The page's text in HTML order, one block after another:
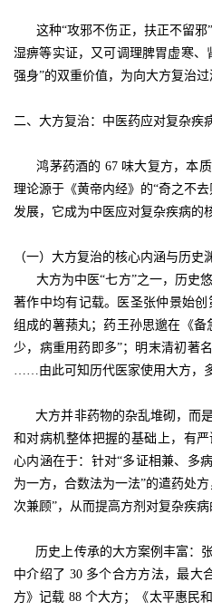
这种“攻邪不伤正，扶正不留邪
湿痹等实证，又可调理脾胃虚寒、
强身”的双重价值，为向大方复治过
二、大方复治：中医药应对复杂疾
鸿茅药酒的 67 味大复方，本质
理论源于《黄帝内经》的“奇之不
发展，它成为中医应对复杂疾病的
（一）大方复治的核心内涵与历史
大方为中医“七方”之一，历史
著作中均有记载。医圣张仲景始
组成的薯蓣丸；药王孙思邈在《备
少，病重用药即多”；明末清初著
……由此可知历代医家使用大方，
大方并非药物的杂乱堆砌，而
和对病机整体把握的基础上，有
心内涵在于：针对“多证相兼、多
为一方，合数法为一法”的遣药处
次兼顾”，从而提高方剂对复杂疾病
历史上传承的大方案例丰富：张
中介绍了 30 多个合方方法，最大
方》记载 88 个大方；《太平惠民